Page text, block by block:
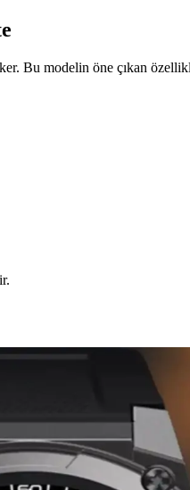
Bu modelin öne çıkan
artırın ve uzun ömürlü
de duygusal bağları